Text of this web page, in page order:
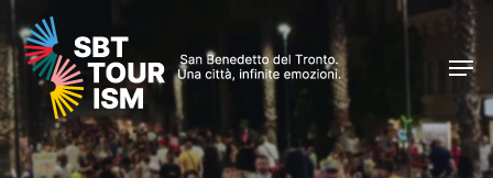
Skip
to
main
content